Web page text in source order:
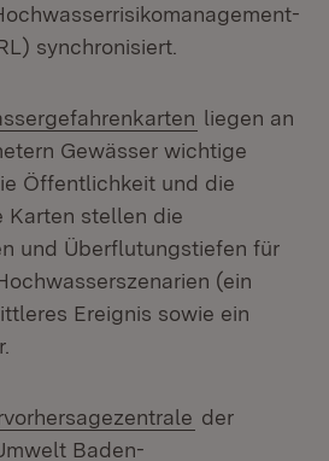
synchronisiert.
(Öffnet in
liegen an
Gewässer wichtige
Öffentlichkeit und die
Karten stellen die
und Überflutungstiefen für
(ein
Ereignis sowie ein
(Öffnet in
der
Baden-